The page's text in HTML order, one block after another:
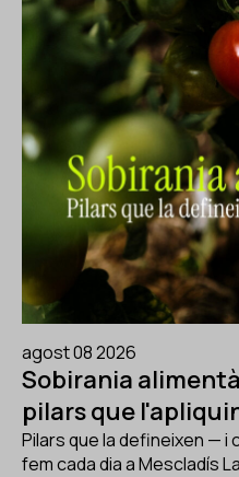
agost 08 2026
Sobirania
pilars que
Pilars que la defineixen — i
fem cada dia a Mescladís